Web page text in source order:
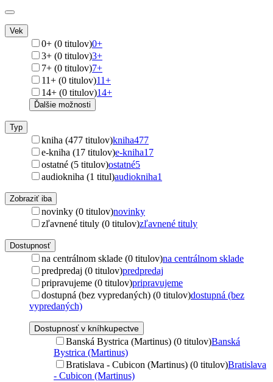
Vek
0+ (0 titulov)0+
3+ (0 titulov)3+
7+ (0 titulov)7+
11+ (0 titulov)11+
14+ (0 titulov)14+
Ďalšie možnosti
Typ
kniha (477 titulov)kniha477
e-kniha (17 titulov)e-kniha17
ostatné (5 titulov)ostatné5
audiokniha (1 titul)audiokniha1
Zobraziť iba
novinky (0 titulov)novinky
zľavnené tituly (0 titulov)zľavnené tituly
Dostupnosť
na centrálnom sklade (0 titulov)na centrálnom sklade
predpredaj (0 titulov)predpredaj
pripravujeme (0 titulov)pripravujeme
dostupná (bez vypredaných) (0 titulov)dostupná (bez
vypredaných)
Dostupnosť v kníhkupectve
Banská Bystrica (Martinus) (0 titulov)Banská
Bystrica (Martinus)
Bratislava - Cubicon (Martinus) (0 titulov)Bratislava
- Cubicon (Martinus)